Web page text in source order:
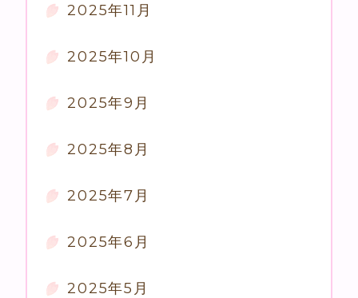
2025年11月
2025年10月
2025年9月
2025年8月
2025年7月
2025年6月
2025年5月